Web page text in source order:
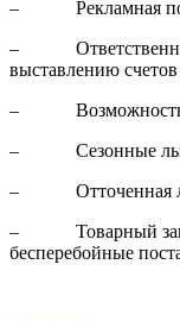
– Рекламная
– Ответственное
выставлению счетов
– Возможность
– Сезонные
– Отточенная
– Товарный
бесперебойные